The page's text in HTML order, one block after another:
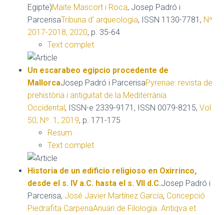
Egipte)Maite Mascort i Roca, Josep Padró i
ParcerisaTribuna d’ arqueologia, ISSN 1130-7781, Nº
2017-2018, 2020, p. 35-64
Text complet
Un escarabeo egipcio procedente de
MallorcaJosep Padró i ParcerisaPyrenae: revista de
prehistòria i antiguitat de la Mediterrània
Occidental, ISSN-e 2339-9171, ISSN 0079-8215, Vol.
50, Nº. 1, 2019, p. 171-175
Resum
Text complet
Historia de un edificio religioso en Oxirrinco,
desde el s. IV a.C. hasta el s. VII d.C.Josep Padró i
Parcerisa, José Javier Martínez García, Concepció
Piedrafita CarpenaAnuari de Filologia. Antiqva et